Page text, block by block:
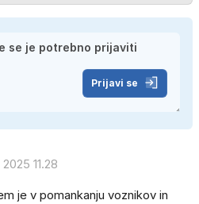
Prijavi se
11.28
je v pomankanju voznikov in